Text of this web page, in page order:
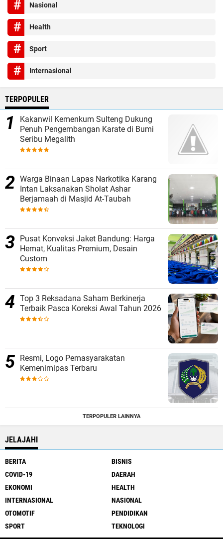
Nasional
Health
Sport
Internasional
TERPOPULER
Kakanwil Kemenkum Sulteng Dukung
Penuh Pengembangan Karate di Bumi
Seribu Megalith
Warga Binaan Lapas Narkotika Karang
Intan Laksanakan Sholat Ashar
Berjamaah di Masjid At-Taubah
Pusat Konveksi Jaket Bandung: Harga
Hemat, Kualitas Premium, Desain
Custom
Top 3 Reksadana Saham Berkinerja
Terbaik Pasca Koreksi Awal Tahun 2026
Resmi, Logo Pemasyarakatan
Kemenimipas Terbaru
TERPOPULER LAINNYA
JELAJAHI
BERITA
BISNIS
COVID-19
DAERAH
EKONOMI
HEALTH
INTERNASIONAL
NASIONAL
OTOMOTIF
PENDIDIKAN
SPORT
TEKNOLOGI